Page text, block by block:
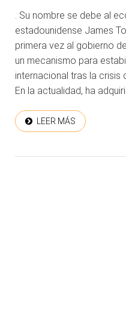
. Su nombre se debe al
estadounidense James
primera vez al gobierno
un mecanismo para
internacional tras la crisis
En la actualidad, ha
LEER MÁS